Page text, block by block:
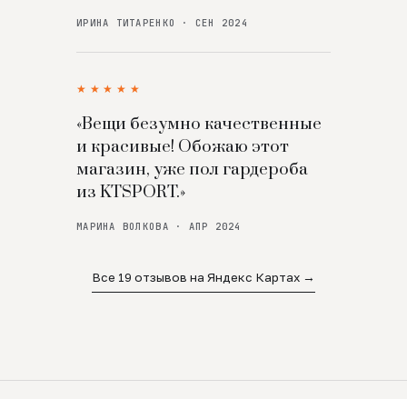
ИРИНА ТИТАРЕНКО · СЕН 2024
★★★★★
«Вещи безумно качественные
и красивые! Обожаю этот
магазин, уже пол гардероба
из KTSPORT.»
МАРИНА ВОЛКОВА · АПР 2024
Все 19 отзывов на Яндекс Картах →